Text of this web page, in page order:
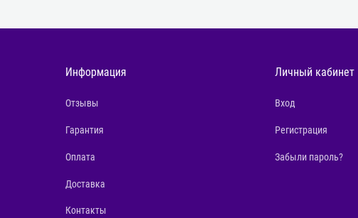
Информация
Отзывы
Гарантия
Оплата
Доставка
Контакты
Личный кабинет
Вход
Регистрация
Забыли пароль?